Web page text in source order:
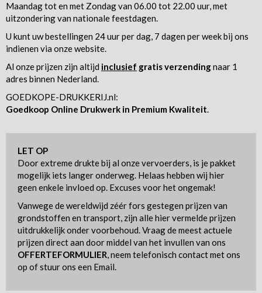
Maandag tot en met Zondag van 06.00 tot 22.00 uur, met
uitzondering van nationale feestdagen.
U kunt uw bestellingen 24 uur per dag, 7 dagen per week bij ons
indienen via onze website.
Al onze prijzen zijn altijd inclusief gratis verzendingnaar 1
adres binnen Nederland.
GOEDKOPE-DRUKKERIJ.nl:
Goedkoop Online Drukwerk in Premium Kwaliteit.
LET OP
Door extreme drukte bij al onze vervoerders, is je pakket
mogelijk iets langer onderweg. Helaas hebben wij hier
geen enkele invloed op. Excuses voor het ongemak!
Vanwege de wereldwijd zéér fors gestegen prijzen van
grondstoffen en transport, zijn alle hier vermelde prijzen
uitdrukkelijk onder voorbehoud. Vraag de meest actuele
prijzen direct aan door middel van het invullen van ons
OFFERTEFORMULIER, neem telefonisch contact met ons
op of stuur ons een Email.